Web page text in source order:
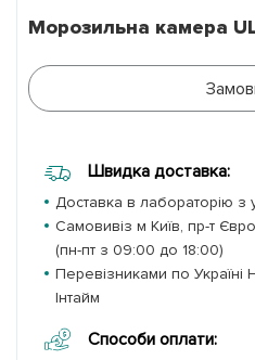
Морозильна камера
Швидка доставка:
Доставка в лабораторію з
Самовивіз м Київ, пр-т
(пн-пт з 09:00 до 18:00)
Перевізниками по Україні
Інтайм
Способи оплати: